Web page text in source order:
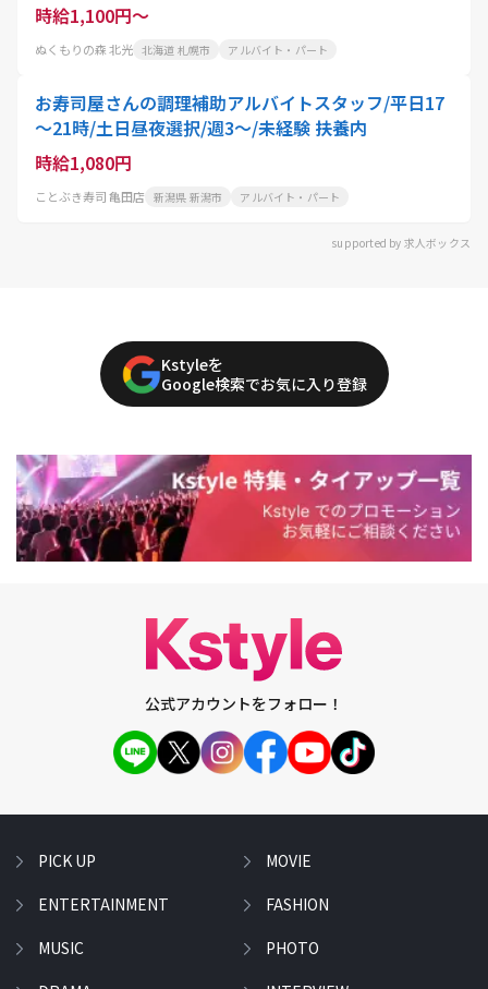
時給1,100円～
ぬくもりの森 北光 北海道 札幌市 アルバイト・パート
お寿司屋さんの調理補助アルバイトスタッフ/平日17
～21時/土日昼夜選択/週3～/未経験 扶養内
時給1,080円
ことぶき寿司 亀田店 新潟県 新潟市 アルバイト・パート
supported by 求人ボックス
Kstyleを
Google検索でお気に入り登録
公式アカウントをフォロー！
PICK UP
ENTERTAINMENT
MUSIC
MOVIE
FASHION
PHOTO